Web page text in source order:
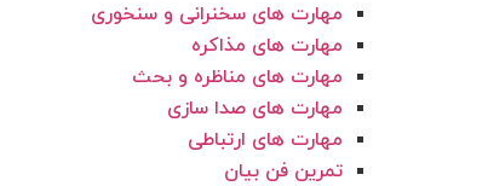
مهارت های سخنرانی و سنخوری
مهارت های مذاکره
مهارت های مناظره و بحث
مهارت های صدا سازی
مهارت های ارتباطی
تمرین فن بیان